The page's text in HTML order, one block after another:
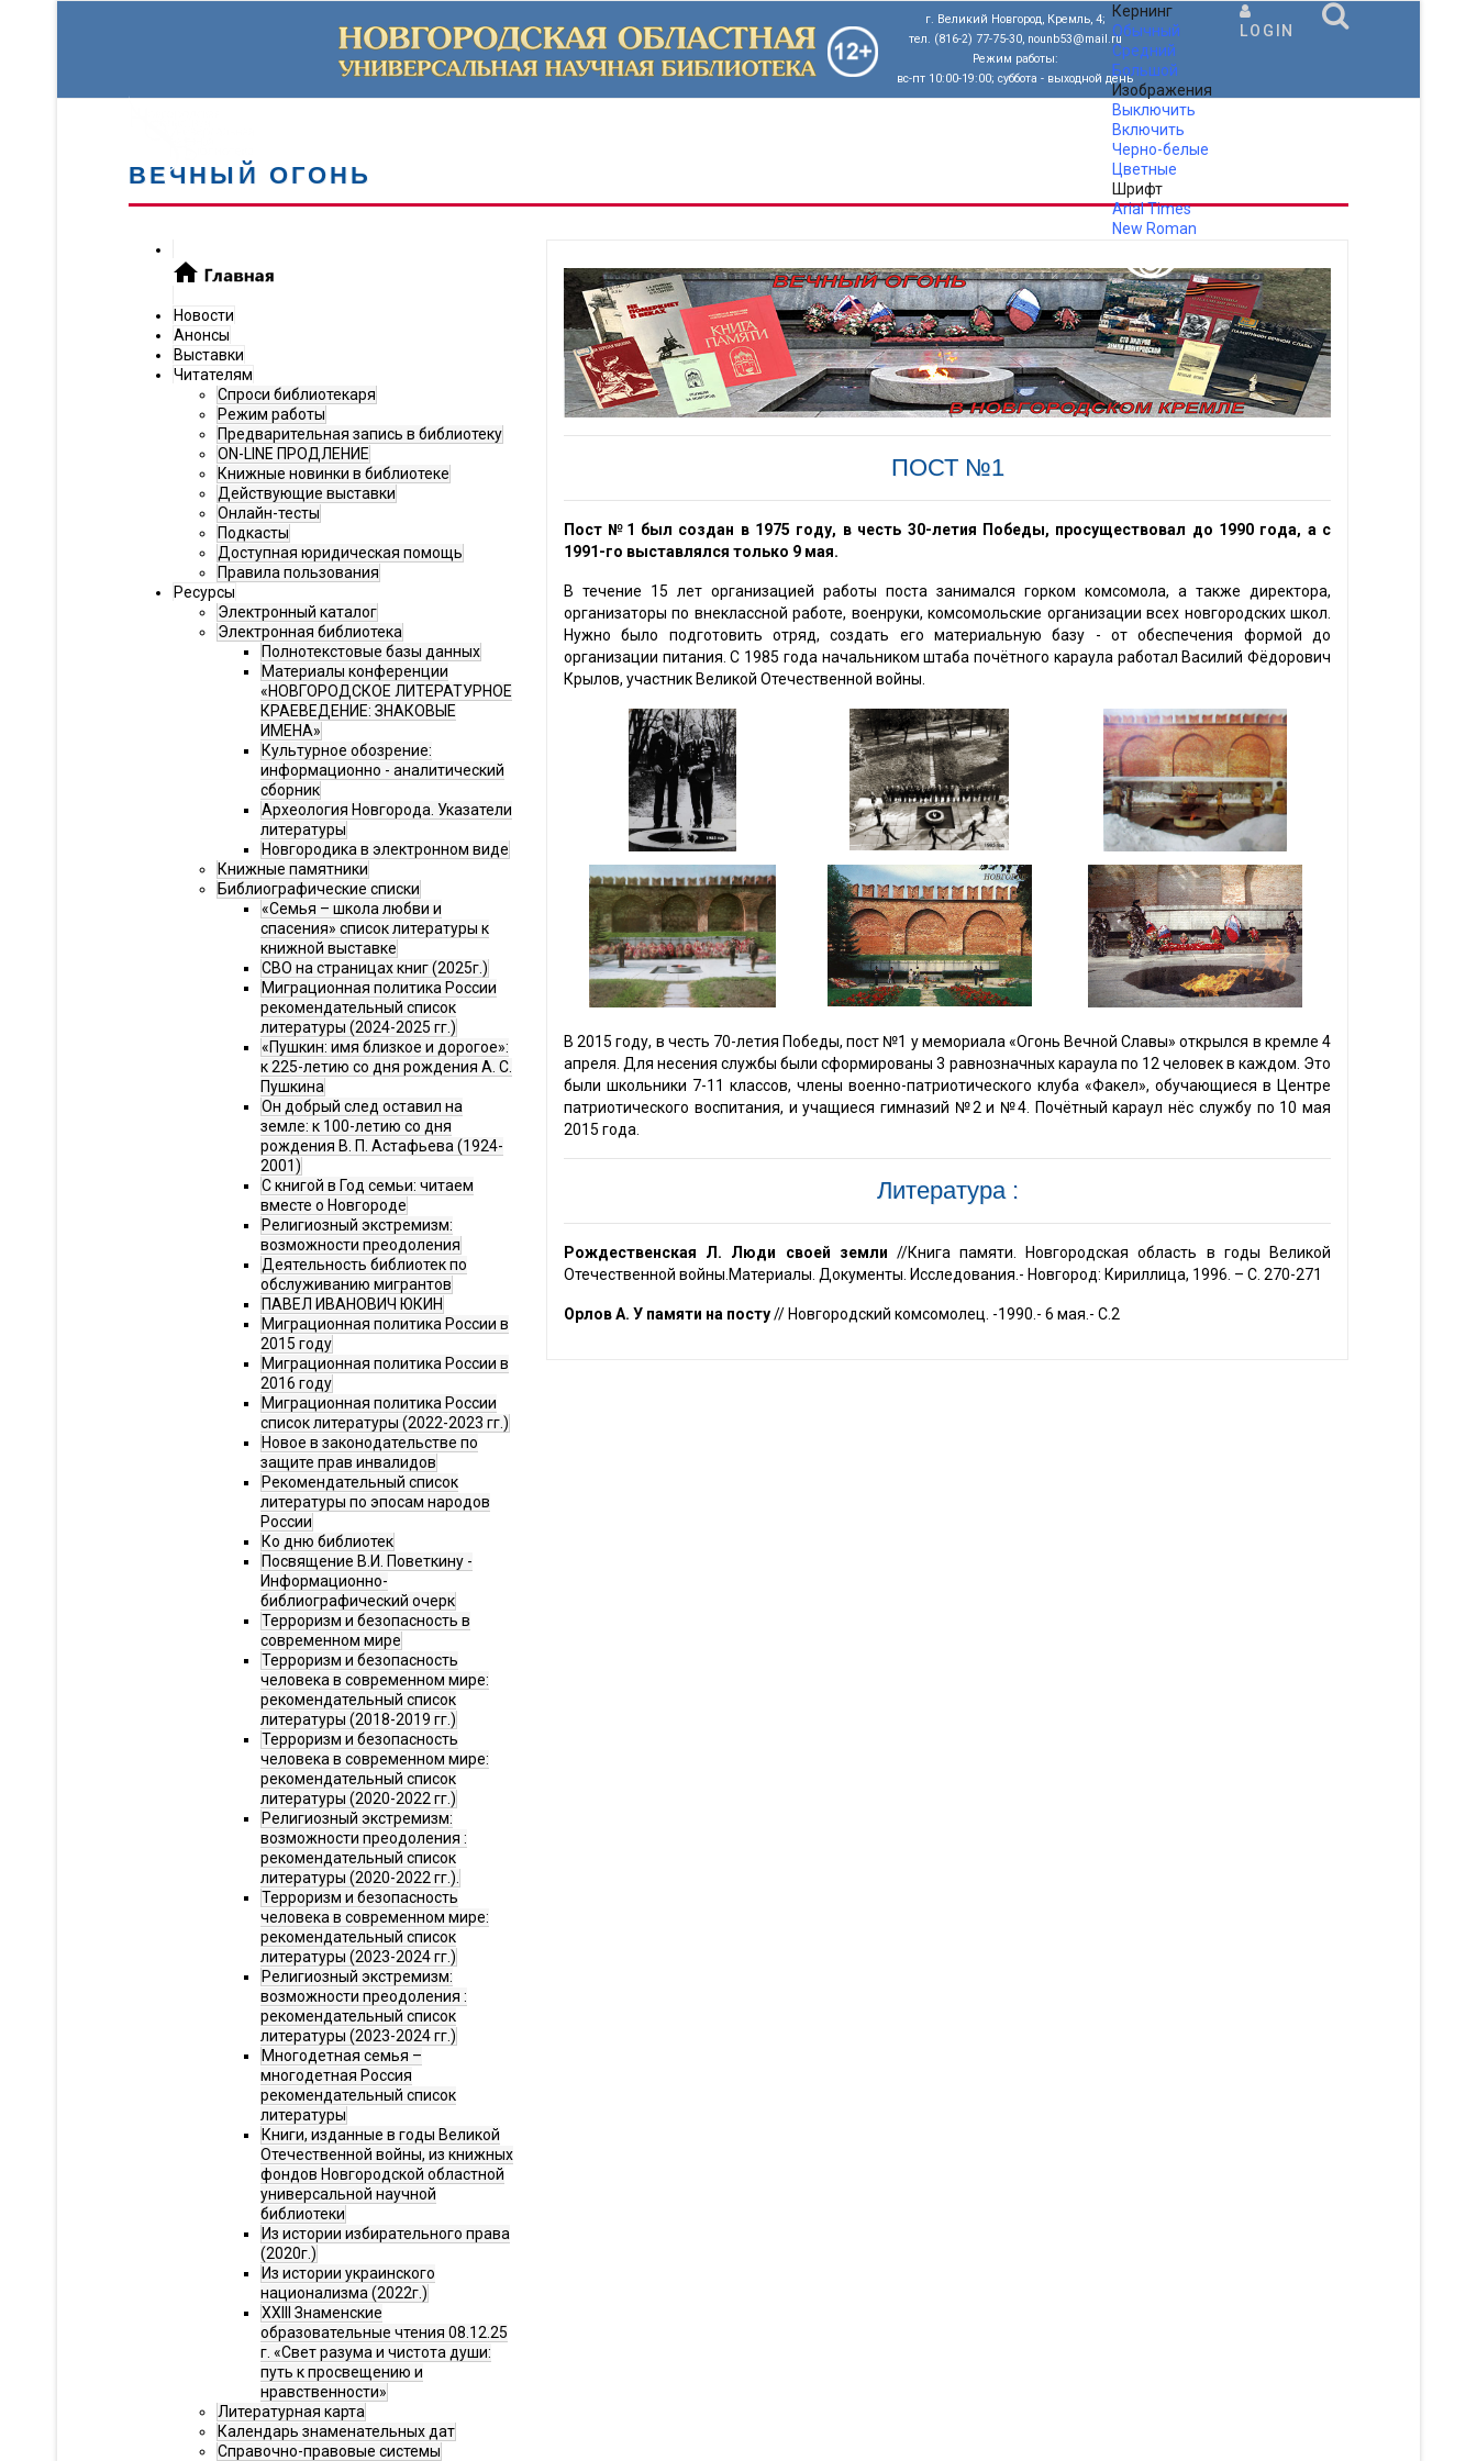
г. Великий Новгород, Кремль, 4;
тел. (816-2) 77-75-30, nounb53@mail.ru
Режим работы:
вс-пт 10:00-19:00; суббота - выходной день
Кернинг
Обычный
Средний
Большой
Изображения
Выключить
Включить
Черно-белые
Цветные
Шрифт
ArialTimes
New Roman
LOGIN
ВЕЧНЫЙ ОГОНЬ
Новости
Анонсы
Выставки
Читателям
Спроси библиотекаря
Режим работы
Предварительная запись в библиотеку
ON-LINE ПРОДЛЕНИЕ
Книжные новинки в библиотеке
Действующие выставки
Онлайн-тесты
Подкасты
Доступная юридическая помощь
Правила пользования
Ресурсы
Электронный каталог
Электронная библиотека
Полнотекстовые базы данных
Материалы конференции
«НОВГОРОДСКОЕ ЛИТЕРАТУРНОЕ
КРАЕВЕДЕНИЕ: ЗНАКОВЫЕ
ИМЕНА»
Культурное обозрение:
информационно - аналитический
сборник
Археология Новгорода. Указатели
литературы
Новгородика в электронном виде
Книжные памятники
Библиографические списки
«Семья – школа любви и
спасения» список литературы к
книжной выставке
СВО на страницах книг (2025г.)
Миграционная политика России
рекомендательный список
литературы (2024-2025 гг.)
«Пушкин: имя близкое и дорогое»:
к 225-летию со дня рождения А. С.
Пушкина
Он добрый след оставил на
земле: к 100-летию со дня
рождения В. П. Астафьева (1924-
2001)
С книгой в Год семьи: читаем
вместе о Новгороде
Религиозный экстремизм:
возможности преодоления
Деятельность библиотек по
обслуживанию мигрантов
ПАВЕЛ ИВАНОВИЧ ЮКИН
Миграционная политика России в
2015 году
Миграционная политика России в
2016 году
Миграционная политика России
список литературы (2022-2023 гг.)
Новое в законодательстве по
защите прав инвалидов
Рекомендательный список
литературы по эпосам народов
России
Ко дню библиотек
Посвящение В.И. Поветкину -
Информационно-
библиографический очерк
Терроризм и безопасность в
современном мире
Терроризм и безопасность
человека в современном мире:
рекомендательный список
литературы (2018-2019 гг.)
Терроризм и безопасность
человека в современном мире:
рекомендательный список
литературы (2020-2022 гг.)
Религиозный экстремизм:
возможности преодоления :
рекомендательный список
литературы (2020-2022 гг.).
Терроризм и безопасность
человека в современном мире:
рекомендательный список
литературы (2023-2024 гг.)
Религиозный экстремизм:
возможности преодоления :
рекомендательный список
литературы (2023-2024 гг.)
Многодетная семья –
многодетная Россия
рекомендательный список
литературы
Книги, изданные в годы Великой
Отечественной войны, из книжных
фондов Новгородской областной
универсальной научной
библиотеки
Из истории избирательного права
(2020г.)
Из истории украинского
национализма (2022г.)
XXIII Знаменские
образовательные чтения 08.12.25
г. «Свет разума и чистота души:
путь к просвещению и
нравственности»
Литературная карта
Календарь знаменательных дат
Справочно-правовые системы
ПОСТ №1
Пост №1 был создан в 1975 году, в честь 30-летия Победы, просуществовал до 1990 года, а с
1991-го выставлялся только 9 мая.
В течение 15 лет организацией работы поста занимался горком комсомола, а также директора,
организаторы по внеклассной работе, военруки, комсомольские организации всех новгородских школ.
Нужно было подготовить отряд, создать его материальную базу - от обеспечения формой до
организации питания. С 1985 года начальником штаба почётного караула работал Василий Фёдорович
Крылов, участник Великой Отечественной войны.
В 2015 году, в честь 70-летия Победы, пост №1 у мемориала «Огонь Вечной Славы» открылся в кремле 4
апреля. Для несения службы были сформированы 3 равнозначных караула по 12 человек в каждом. Это
были школьники 7-11 классов, члены военно-патриотического клуба «Факел», обучающиеся в Центре
патриотического воспитания, и учащиеся гимназий №2 и №4. Почётный караул нёс службу по 10 мая
2015 года.
Литература :
Рождественская Л. Люди своей земли //Книга памяти. Новгородская область в годы Великой
Отечественной войны.Материалы. Документы. Исследования.- Новгород: Кириллица, 1996. – С. 270-271
Орлов А. У памяти на посту// Новгородский комсомолец. -1990.- 6 мая.- С.2